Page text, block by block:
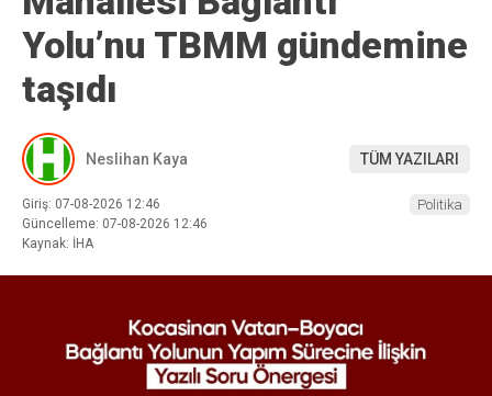
Yolu’nu TBMM gündemine
taşıdı
Neslihan Kaya TÜM YAZILARI
Giriş: 07-08-2026 12:46
Güncelleme: 07-08-2026 12:46
Kaynak: İHA
Politika